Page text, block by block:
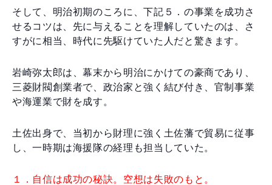
そして、明治初期のころに、下記５．の事業を成功さ
せるコツは、先に与えることを理解していたのは、さ
すがに相当、時代に先駆けていた人だと驚きます。
岩崎弥太郎は、幕末から明治にかけての豪商であり、
三菱財閥創業者で、政治家と強く結び付き、官制事業
や海運業で財を成す。
土佐出身で、当初から財理に強く土佐藩で貿易に従事
し、一時期は海援隊の経理も担当していた。
１．自信は成功の秘訣。空想は失敗のもと。